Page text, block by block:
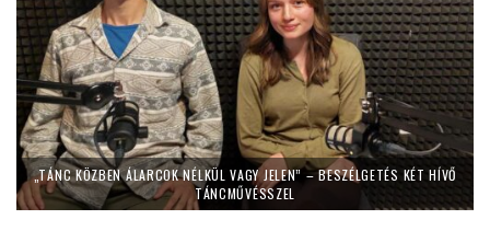
„TÁNC KÖZBEN ÁLARCOK NÉLKÜL VAGY JELEN” – BESZÉLGETÉS KÉT HÍVŐ
TÁNCMŰVÉSSZEL